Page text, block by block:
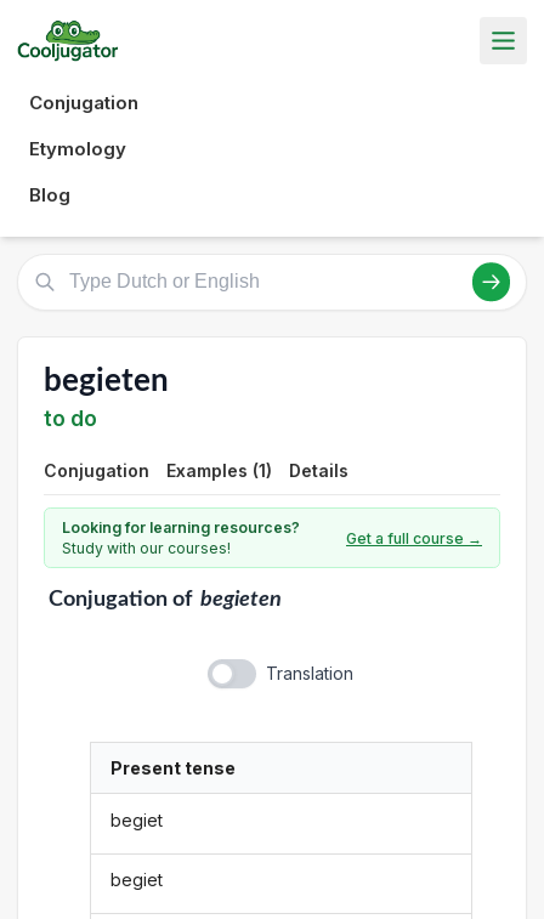
Conjugation
Etymology
Blog
begieten
to do
Conjugation Examples (1) Details
Looking for learning resources?
Study with our courses!
Get a full course →
Conjugationof begieten
Translation
Present tense
begiet
begiet